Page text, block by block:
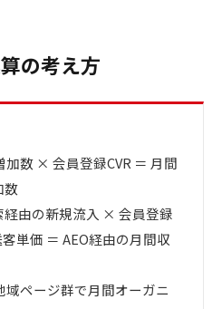
の考え方
数 × 会員登録CVR ＝ 月間
数
経由の新規流入 × 会員登録
単価 ＝ AEO経由の月間収
ページ群で月間オーガニ